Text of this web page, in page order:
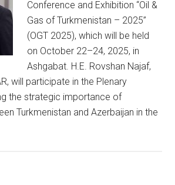
Conference and Exhibition “Oil &
Gas of Turkmenistan – 2025”
(OGT 2025), which will be held
on October 22–24, 2025, in
Ashgabat. H.E. Rovshan Najaf,
will participate in the Plenary
the strategic importance of
Turkmenistan and Azerbaijan in the